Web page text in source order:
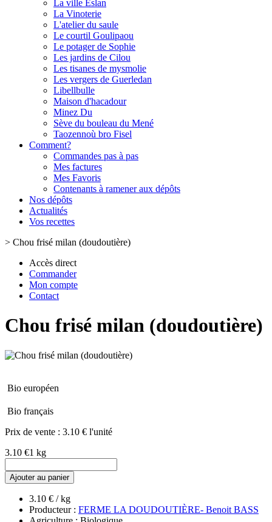
La ville Eslan
La Vinoterie
L'atelier du saule
Le courtil Goulipaou
Le potager de Sophie
Les jardins de Cilou
Les tisanes de mysmolie
Les vergers de Guerledan
Libellbulle
Maison d'hacadour
Minez Du
Sève du bouleau du Mené
Taozennoù bro Fisel
Comment?
Commandes pas à pas
Mes factures
Mes Favoris
Contenants à ramener aux dépôts
Nos dépôts
Actualités
Vos recettes
> Chou frisé milan (doudoutière)
Accès direct
Commander
Mon compte
Contact
Chou frisé milan (doudoutière)
Bio européen
Bio français
Prix de vente : 3.10 € l'unité
3.10 €1 kg
Ajouter au panier
3.10 € / kg
Producteur : FERME LA DOUDOUTIÈRE- Benoit BASS